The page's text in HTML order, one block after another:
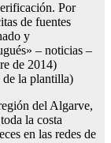
Por
de fuentes
y
– noticias –
de 2014)
de la plantilla)
del Algarve,
la costa
en las redes de